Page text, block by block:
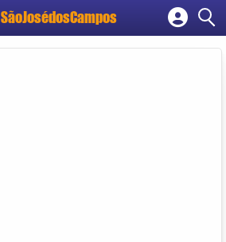
SãoJosédosCampos
Cadastrar empresa